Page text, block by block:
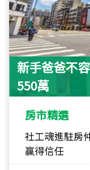
新手爸爸不
550萬
房市精選
社工魂進駐房
贏得信任